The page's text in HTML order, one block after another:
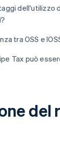
dell'utilizzo
tra OSS e
Tax può
del